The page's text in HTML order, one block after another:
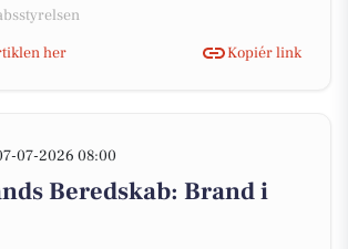
her
Kopiér link
07-2026 08:00
Beredskab: Brand i